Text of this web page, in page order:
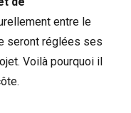
entre le
seront réglées ses
Voilà pourquoi il